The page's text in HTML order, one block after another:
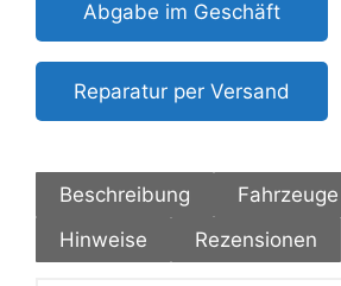
Abgabe im Geschäft
Reparatur per Versand
Beschreibung
Fahrzeuge
Hinweise
Rezensionen